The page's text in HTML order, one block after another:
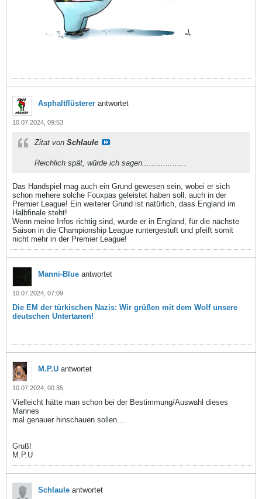
Asphaltflüsterer antwortet
10.07.2024, 09:53
Zitat von Schlaule
Reichlich spät, würde ich sagen...................
Das Handspiel mag auch ein Grund gewesen sein, wobei er sich
schon mehere solche Fouxpas geleistet haben soll, auch in der
Premier League! Ein weiterer Grund ist natürlich, dass England im
Halbfinale steht!
Wenn meine Infos richtig sind, wurde er in England, für die nächste
Saison in die Championship League runtergestuft und pfeift somit
nicht mehr in der Premier League!
Manni-Blue antwortet
10.07.2024, 07:09
Die EM der türkischen Nazis: Wir grüßen mit dem Wolf unsere
deutschen Untertanen!
M.P.U antwortet
10.07.2024, 00:35
Vielleicht hätte man schon bei der Bestimmung/Auswahl dieses
Mannes
mal genauer hinschauen sollen....
Gruß!
M.P.U
Schlaule antwortet